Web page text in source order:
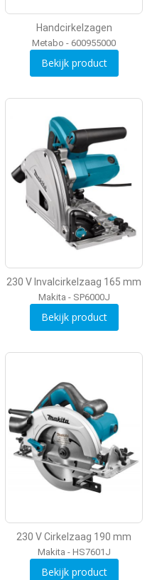
Handcirkelzagen
Metabo - 600955000
Bekijk product
230 V Invalcirkelzaag 165 mm
Makita - SP6000J
Bekijk product
230 V Cirkelzaag 190 mm
Makita - HS7601J
Bekijk product